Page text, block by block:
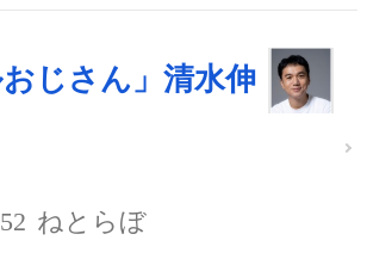
おじさん」清水伸
ねとらぼ